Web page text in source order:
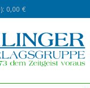
0,00 €